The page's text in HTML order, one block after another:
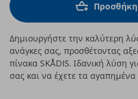
Δημιουργήστε την καλύτερη
ανάγκες σας, προσθέτοντας
πίνακα SKÅDIS. Ιδανική λύση
σας και να έχετε τα